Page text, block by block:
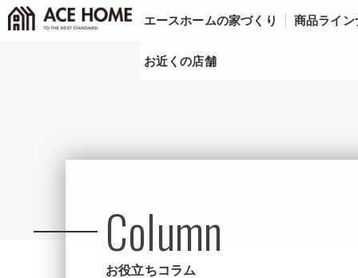
エースホームの家づくり 商品ライン
お近くの店舗
Column
お役立ちコラム